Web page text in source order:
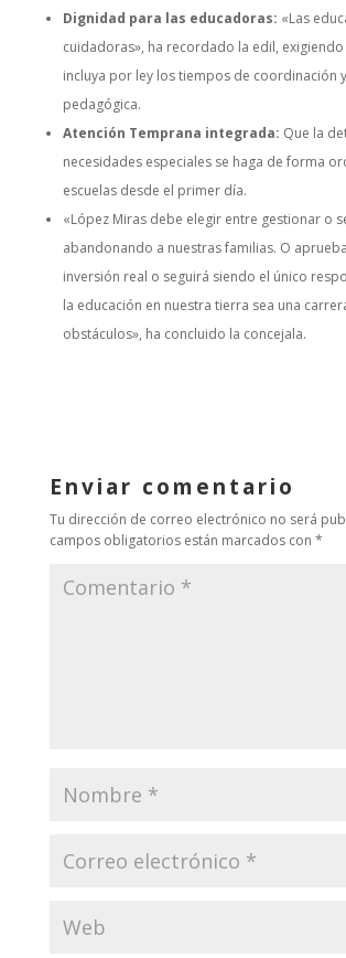
Dignidad para las educadoras: «Las
cuidadoras», ha recordado la edil,
incluya por ley los tiempos de coordinación
pedagógica.
Atención Temprana integrada: Que la
necesidades especiales se haga de forma
escuelas desde el primer día.
«López Miras debe elegir entre gestionar o
abandonando a nuestras familias. O
inversión real o seguirá siendo el único
la educación en nuestra tierra sea una
obstáculos», ha concluido la concejala.
Enviar comentario
Tu dirección de correo electrónico no será
campos obligatorios están marcados con *